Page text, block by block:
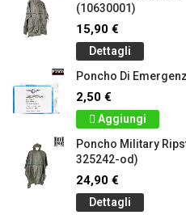
(10630001)
15,90 €
Dettagli
Poncho Di
2,50 €
Aggiungi
Poncho Military
325242-od)
24,90 €
Dettagli